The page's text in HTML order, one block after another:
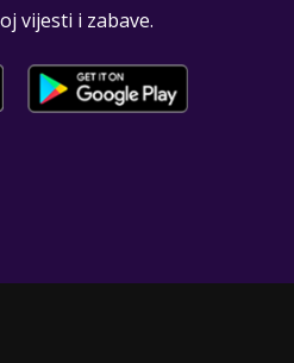
vijesti i zabave.